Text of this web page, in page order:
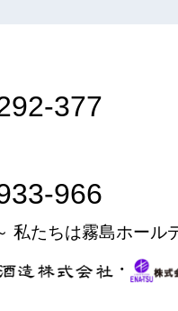
377
966
私たちは霧島ホール
・